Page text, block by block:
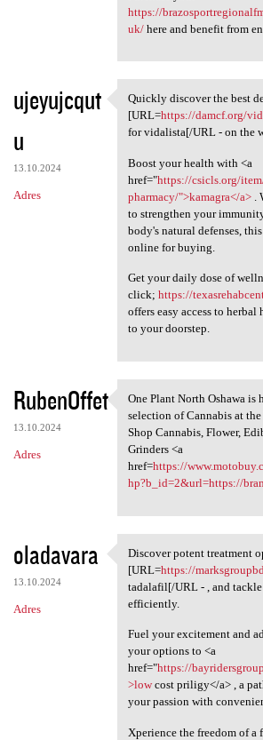
https://
uk/here and benefit from
ujeyujcqut
u
13.10.2024
Adres
Quickly discover the
Quickly discover the best
[URL=https://damcf.org/
for vidalista[/URL - on the
Boost your health with <a
href="https://csicls.org/
pharmacy/">kamagra</a>.
to strengthen your
body's natural defenses,
online for buying.
Get your daily dose of
click; https://
offers easy access to
to your doorstep.
RubenOffet
13.10.2024
Adres
One Plant North
One Plant North Oshawa is
selection of Cannabis at the
Shop Cannabis, Flower,
Grinders <a
href=https://
hp?b_id=2&url=https://
oladavara
13.10.2024
Adres
Discover potent
Discover potent treatment
[URL=https://
tadalafil[/URL - , and
efficiently.
Fuel your excitement and
your options to <a
href="https://
>lowcost priligy</a> , a
your passion with
Xperience the freedom of